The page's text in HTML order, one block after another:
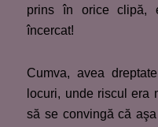
prins în orice clipă,
încercat!
Cumva, avea
locuri, unde riscul era
să se convingă că